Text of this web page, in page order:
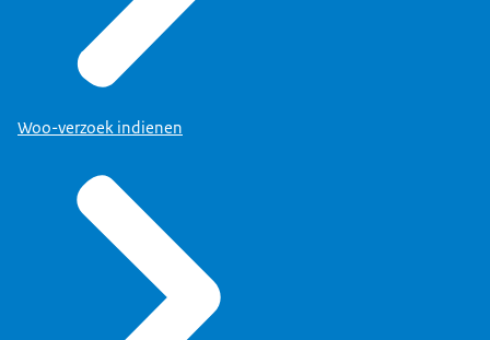
Woo-verzoek indienen